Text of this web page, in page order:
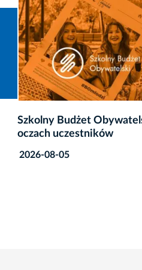
„Zielone kosiarki” na
– zapisz się na
2026-07-02